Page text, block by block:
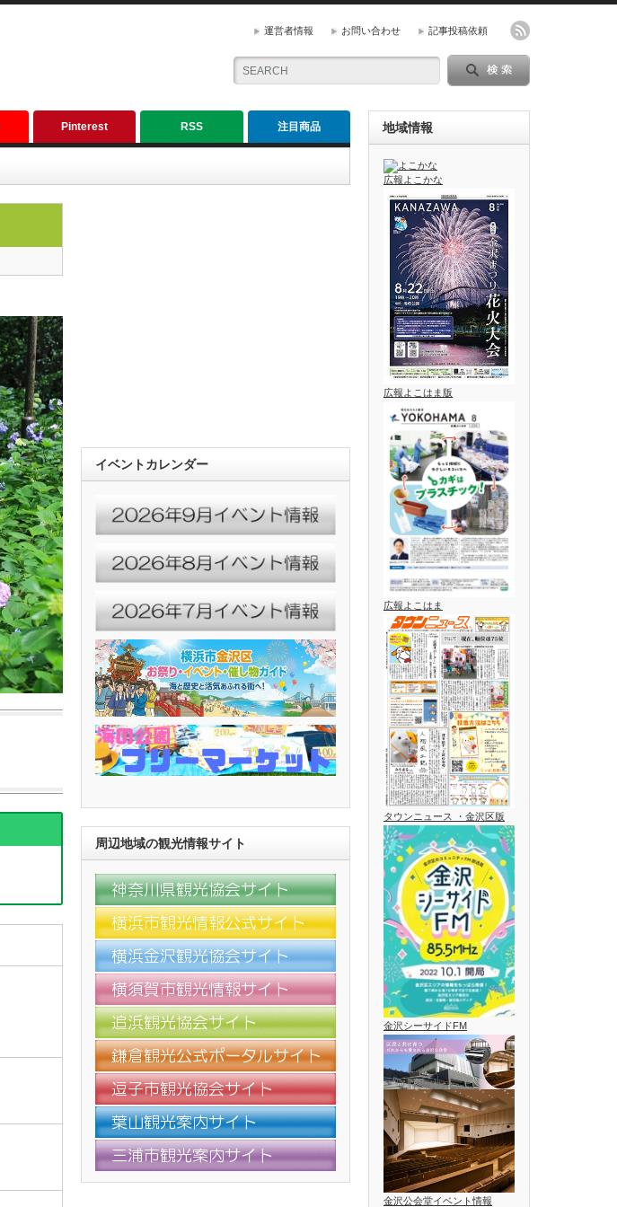
運営者情報 お問い合わせ 記事投稿依頼
Pinterest RSS 注目商品
イベントカレンダー
周辺地域の観光情報サイト
地域情報
広報よこかな
広報よこはま版
広報よこはま
タウンニュース ・金沢区版
金沢シーサイドFM
金沢公会堂イベント情報